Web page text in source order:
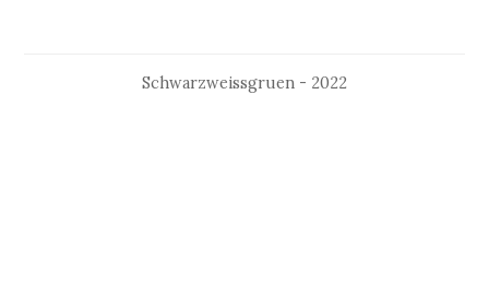
Schwarzweissgruen - 2022